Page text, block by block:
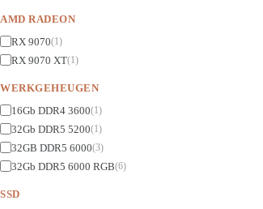
AMD RADEON
RX 9070(1)
RX 9070 XT(1)
WERKGEHEUGEN
16Gb DDR4 3600(1)
32Gb DDR5 5200(1)
32GB DDR5 6000(3)
32Gb DDR5 6000 RGB(6)
SSD